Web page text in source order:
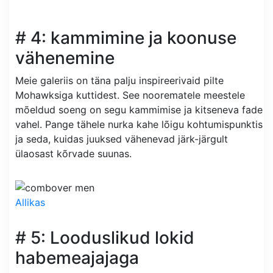
# 4: kammimine ja koonuse
vähenemine
Meie galeriis on täna palju inspireerivaid pilte
Mohawksiga kuttidest. See noorematele meestele
mõeldud soeng on segu kammimise ja kitseneva fade
vahel. Pange tähele nurka kahe lõigu kohtumispunktis
ja seda, kuidas juuksed vähenevad järk-järgult
ülaosast kõrvade suunas.
Allikas
# 5: Looduslikud lokid
habemeajajaga